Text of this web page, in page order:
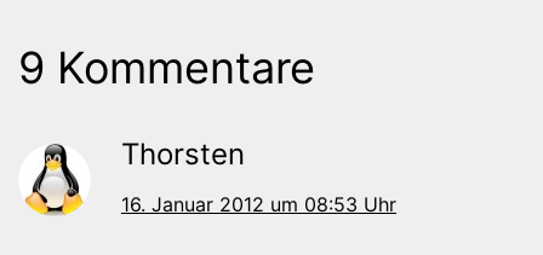
9 Kommentare
Thorsten
16. Januar 2012 um 08:53 Uhr